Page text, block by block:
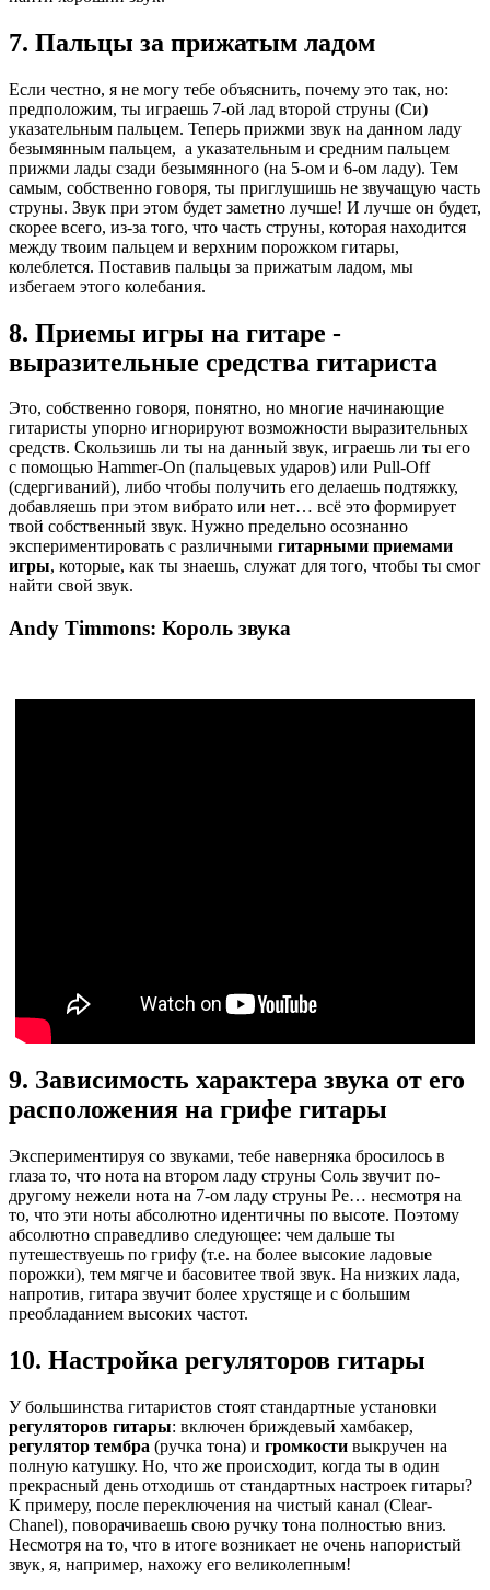
7. Пальцы за прижатым ладом
Если честно, я не могу тебе объяснить, почему это так, но:
предположим, ты играешь 7-ой лад второй струны (Си)
указательным пальцем. Теперь прижми звук на данном ладу
безымянным пальцем, а указательным и средним пальцем
прижми лады сзади безымянного (на 5-ом и 6-ом ладу). Тем
самым, собственно говоря, ты приглушишь не звучащую часть
струны. Звук при этом будет заметно лучше! И лучше он будет,
скорее всего, из-за того, что часть струны, которая находится
между твоим пальцем и верхним порожком гитары,
колеблется. Поставив пальцы за прижатым ладом, мы
избегаем этого колебания.
8. Приемы игры на гитаре -
выразительные средства гитариста
Это, собственно говоря, понятно, но многие начинающие
гитаристы упорно игнорируют возможности выразительных
средств. Скользишь ли ты на данный звук, играешь ли ты его
с помощью Hammer-On (пальцевых ударов) или Pull-Off
(сдергиваний), либо чтобы получить его делаешь подтяжку,
добавляешь при этом вибрато или нет… всё это формирует
твой собственный звук. Нужно предельно осознанно
экспериментировать с различными гитарными приемами
игры, которые, как ты знаешь, служат для того, чтобы ты смог
найти свой звук.
Andy Timmons: Король звука
9. Зависимость характера звука от его
расположения на грифе гитары
Экспериментируя со звуками, тебе наверняка бросилось в
глаза то, что нота на втором ладу струны Соль звучит по-
другому нежели нота на 7-ом ладу струны Ре… несмотря на
то, что эти ноты абсолютно идентичны по высоте. Поэтому
абсолютно справедливо следующее: чем дальше ты
путешествуешь по грифу (т.е. на более высокие ладовые
порожки), тем мягче и басовитее твой звук. На низких лада,
напротив, гитара звучит более хрустяще и с большим
преобладанием высоких частот.
10. Настройка регуляторов гитары
У большинства гитаристов стоят стандартные установки
регуляторов гитары: включен бриждевый хамбакер,
регулятор тембра (ручка тона) и громкости выкручен на
полную катушку. Но, что же происходит, когда ты в один
прекрасный день отходишь от стандартных настроек гитары?
К примеру, после переключения на чистый канал (Clear-
Chanel), поворачиваешь свою ручку тона полностью вниз.
Несмотря на то, что в итоге возникает не очень напористый
звук, я, например, нахожу его великолепным!